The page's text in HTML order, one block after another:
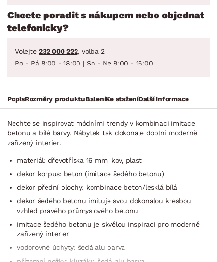
Chcete poradit s nákupem nebo objednat
telefonicky?
Volejte 232 000 222, volba 2
Po - Pá 8:00 - 18:00 | So - Ne 9:00 - 16:00
PopisRozměry produktuBaleníKe staženíDalší informace
Nechte se inspirovat módními trendy v kombinaci imitace
betonu a bílé barvy. Nábytek tak dokonale doplní moderně
zařízený interier.
materiál: dřevotříska 16 mm, kov, plast
dekor korpus: beton (imitace šedého betonu)
dekor přední plochy: kombinace beton/lesklá bílá
dekor šedého betonu imituje svou dokonalou kresbou
vzhled pravého průmyslového betonu
imitace šedého betonu je skvělou inspirací pro moderně
zařízený interier
vodorovné úchyty: šedá alu barva